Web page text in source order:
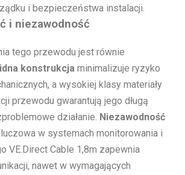
i bezpieczeństwa instalacji.
i niezawodność
tego przewodu jest równie
konstrukcja minimalizuje ryzyko
a wysokiej klasy materiały
przewodu gwarantują jego długą
działanie. Niezawodność
w systemach monitorowania i
VE.Direct Cable 1,8m zapewnia
nawet w wymagających